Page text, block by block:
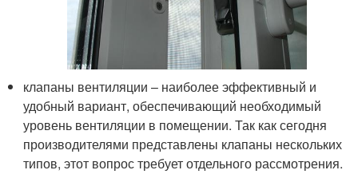
клапаны вентиляции – наиболее эффективный и
удобный вариант, обеспечивающий необходимый
уровень вентиляции в помещении. Так как сегодня
производителями представлены клапаны нескольких
типов, этот вопрос требует отдельного рассмотрения.